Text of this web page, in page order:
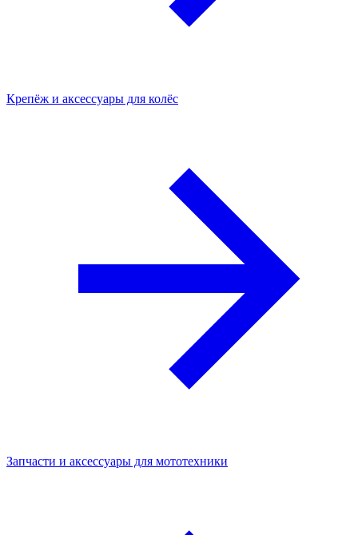
Крепёж и аксессуары для колёс
Запчасти и аксессуары для мототехники